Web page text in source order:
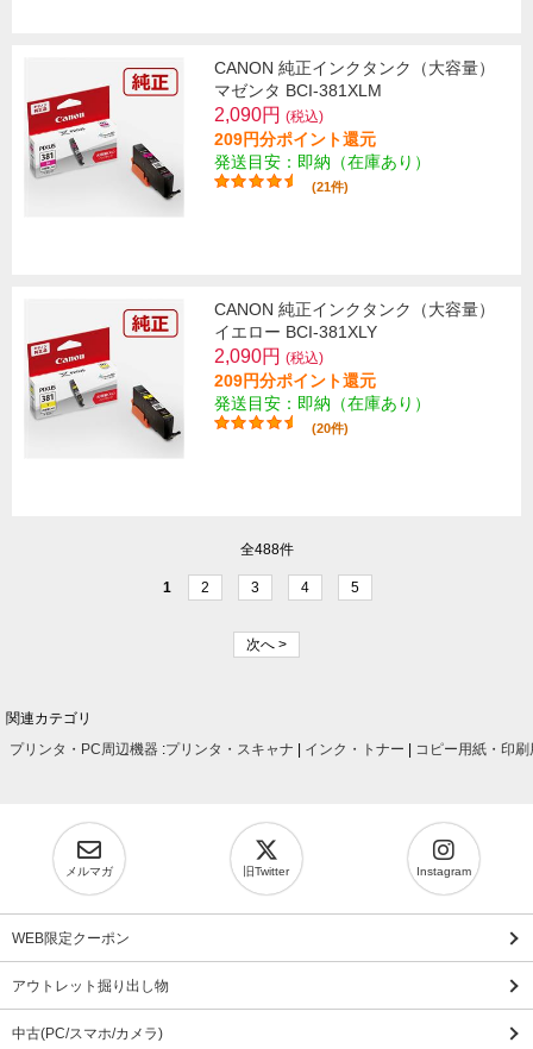
CANON 純正インクタンク（大容量）
マゼンタ BCI-381XLM
2,090円 (税込)
209円分ポイント還元
発送目安：即納（在庫あり）
(21件)
CANON 純正インクタンク（大容量）
イエロー BCI-381XLY
2,090円 (税込)
209円分ポイント還元
発送目安：即納（在庫あり）
(20件)
全488件
1 2 3 4 5
次へ >
関連カテゴリ
プリンタ・PC周辺機器 :プリンタ・スキャナ | インク・トナー | コピー用紙・印刷
メルマガ 旧Twitter Instagram
WEB限定クーポン
アウトレット掘り出し物
中古(PC/スマホ/カメラ)